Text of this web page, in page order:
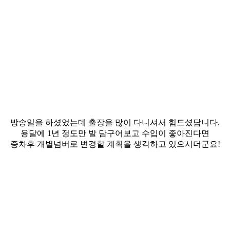
방송일을 하셨었는데 출장을 많이 다니셔서 힘드셨답니다.
용달에 1년 정도만 발 담구어보고 수입이 좋아진다면
증차후 개별넘버로 변경할 계획을 생각하고 있으시더군요!